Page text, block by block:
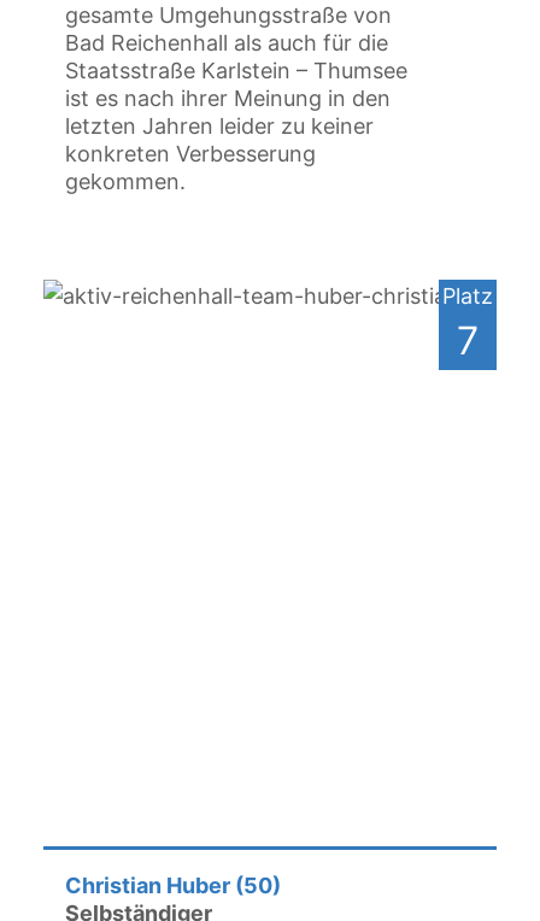
gesamte Umgehungsstraße von
Bad Reichenhall als auch für die
Staatsstraße Karlstein – Thumsee
ist es nach ihrer Meinung in den
letzten Jahren leider zu keiner
konkreten Verbesserung
gekommen.
Christian Huber (50)
Selbständiger
Platz
7